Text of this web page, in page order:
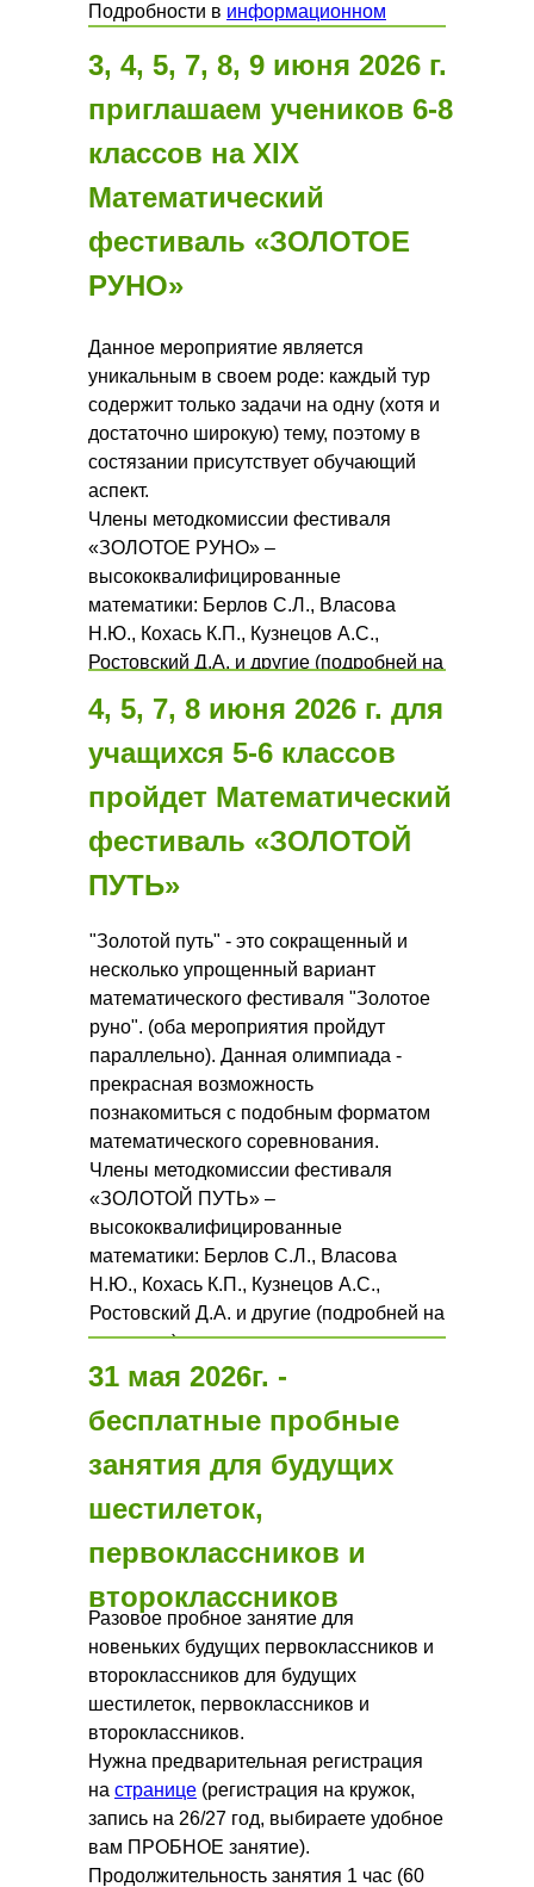
Подробности в информационном
3, 4, 5, 7, 8, 9 июня 2026 г.
приглашаем учеников 6-8
классов на ХIX
Математический
фестиваль «ЗОЛОТОЕ
РУНО»
Данное мероприятие является
уникальным в своем роде: каждый тур
содержит только задачи на одну (хотя и
достаточно широкую) тему, поэтому в
состязании присутствует обучающий
аспект.
Члены методкомиссии фестиваля
«ЗОЛОТОЕ РУНО» –
высококвалифицированные
математики: Берлов С.Л., Власова
Н.Ю., Кохась К.П., Кузнецов А.С.,
Ростовский Д.А. и другие (подробней на
4, 5, 7, 8 июня 2026 г. для
учащихся 5-6 классов
пройдет Математический
фестиваль «ЗОЛОТОЙ
ПУТЬ»
"Золотой путь" - это сокращенный и
несколько упрощенный вариант
математического фестиваля "Золотое
руно". (оба мероприятия пройдут
параллельно). Данная олимпиада -
прекрасная возможность
познакомиться с подобным форматом
математического соревнования.
Члены методкомиссии фестиваля
«ЗОЛОТОЙ ПУТЬ» –
высококвалифицированные
математики: Берлов С.Л., Власова
Н.Ю., Кохась К.П., Кузнецов А.С.,
Ростовский Д.А. и другие (подробней на
странице).
31 мая 2026г. -
бесплатные пробные
занятия для будущих
шестилеток,
первоклассников и
второклассников
Разовое пробное занятие для
новеньких будущих первоклассников и
второклассников для будущих
шестилеток, первоклассников и
второклассников.
Нужна предварительная регистрация
на странице (регистрация на кружок,
запись на 26/27 год, выбираете удобное
вам ПРОБНОЕ занятие).
Продолжительность занятия 1 час (60